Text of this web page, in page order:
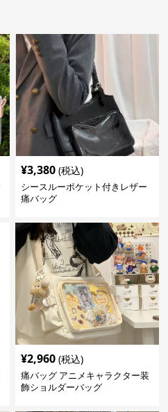
¥3,380 (税込)
シースルーポケット付きレザー
痛バッグ
¥2,960 (税込)
痛バッグ アニメキャラクター装
飾ショルダーバッグ